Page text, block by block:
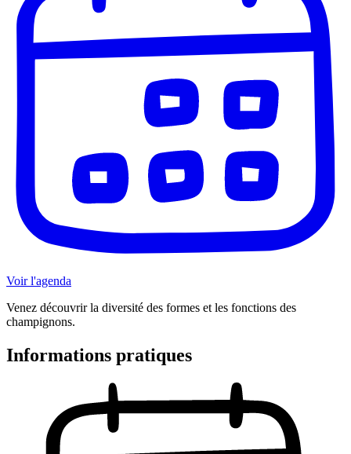
Voir l'agenda
Venez découvrir la diversité des formes et les fonctions des
champignons.
Informations pratiques